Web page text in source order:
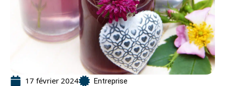
17 février 2024 Entreprise